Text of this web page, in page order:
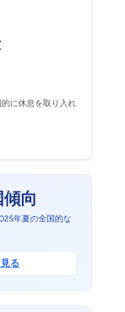
に休息を取り入れ
向
年夏の全国的な
る